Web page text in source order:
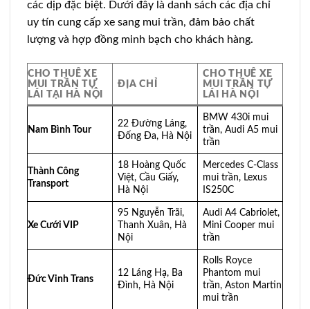
các dịp đặc biệt. Dưới đây là danh sách các địa chỉ
uy tín cung cấp xe sang mui trần, đảm bảo chất
lượng và hợp đồng minh bạch cho khách hàng.
CHO THUÊ XE
MUI TRẦN TỰ
LÁI TẠI HÀ NỘI
ĐỊA CHỈ
CHO THUÊ XE
MUI TRẦN TỰ
LÁI HÀ NỘI
Nam Bình Tour
22 Đường Láng,
Đống Đa, Hà Nội
BMW 430i mui
trần, Audi A5 mui
trần
Thành Công
Transport
18 Hoàng Quốc
Việt, Cầu Giấy,
Hà Nội
Mercedes C-Class
mui trần, Lexus
IS250C
Xe Cưới VIP
95 Nguyễn Trãi,
Thanh Xuân, Hà
Nội
Audi A4 Cabriolet,
Mini Cooper mui
trần
Đức Vinh Trans
12 Láng Hạ, Ba
Đình, Hà Nội
Rolls Royce
Phantom mui
trần, Aston Martin
mui trần